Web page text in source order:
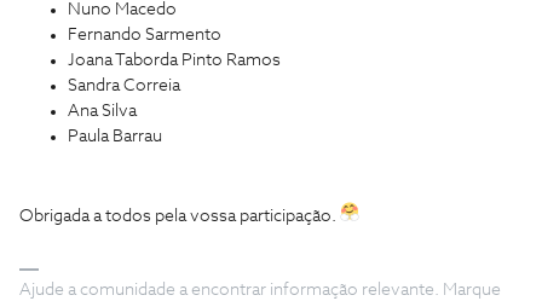
Nuno Macedo
Fernando Sarmento
Joana Taborda Pinto Ramos
Sandra Correia
Ana Silva
Paula Barrau
Obrigada a todos pela vossa participação.
Ajude a comunidade a encontrar informação relevante. Marque